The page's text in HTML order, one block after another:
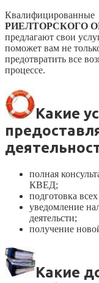
Квалифицированные
РИЕЛТОРСКОГО
предлагают свои
поможет вам не
предотвратить все
процессе.
Какие
полная
КВЕД;
подготовка
уведомление
деятельсти;
получение
Какие